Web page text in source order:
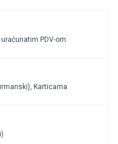
PDV-om.
Karticama